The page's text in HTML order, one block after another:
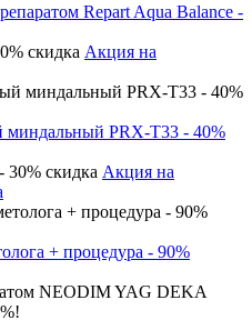
Repart Aqua Balance -
Акция на
миндальный PRX-T33 - 40%
Акция на
+ процедура - 90%